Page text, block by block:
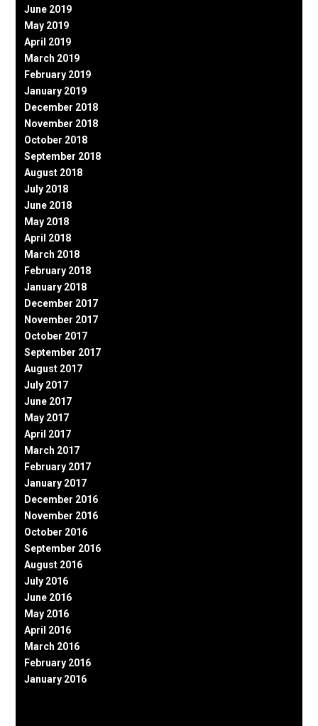
June 2019
May 2019
April 2019
March 2019
February 2019
January 2019
December 2018
November 2018
October 2018
September 2018
August 2018
July 2018
June 2018
May 2018
April 2018
March 2018
February 2018
January 2018
December 2017
November 2017
October 2017
September 2017
August 2017
July 2017
June 2017
May 2017
April 2017
March 2017
February 2017
January 2017
December 2016
November 2016
October 2016
September 2016
August 2016
July 2016
June 2016
May 2016
April 2016
March 2016
February 2016
January 2016